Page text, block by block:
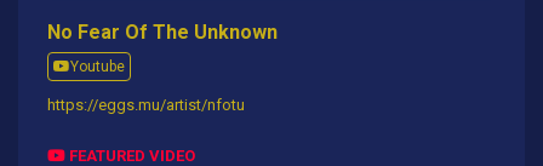
No Fear Of The Unknown
Youtube
https://eggs.mu/artist/nfotu
FEATURED VIDEO